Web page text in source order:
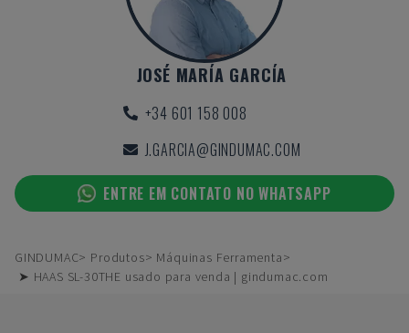
JOSÉ MARÍA GARCÍA
+34 601 158 008
J.GARCIA@GINDUMAC.COM
ENTRE EM CONTATO NO WHATSAPP
GINDUMAC Produtos
Máquinas Ferramenta
➤ HAAS SL-30THE usado para venda | gindumac.com